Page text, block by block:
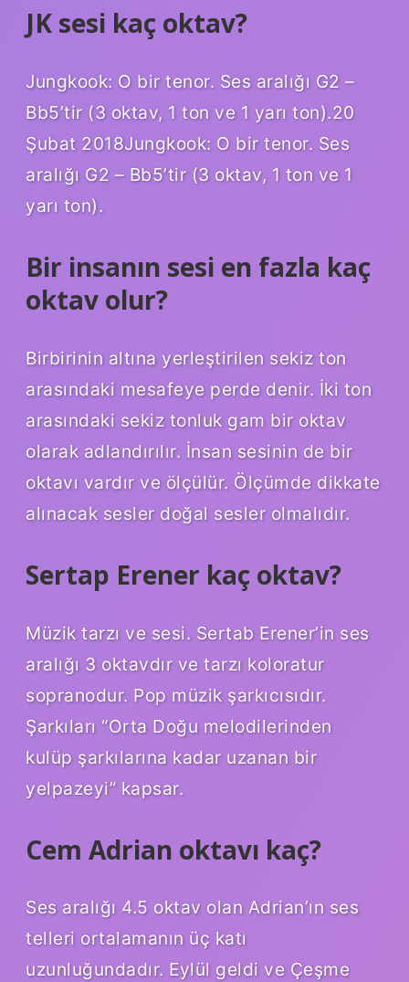
JK sesi kaç oktav?
Jungkook: O bir tenor. Ses aralığı G2 –
Bb5’tir (3 oktav, 1 ton ve 1 yarı ton).20
Şubat 2018Jungkook: O bir tenor. Ses
aralığı G2 – Bb5’tir (3 oktav, 1 ton ve 1
yarı ton).
Bir insanın sesi en fazla kaç
oktav olur?
Birbirinin altına yerleştirilen sekiz ton
arasındaki mesafeye perde denir. İki ton
arasındaki sekiz tonluk gam bir oktav
olarak adlandırılır. İnsan sesinin de bir
oktavı vardır ve ölçülür. Ölçümde dikkate
alınacak sesler doğal sesler olmalıdır.
Sertap Erener kaç oktav?
Müzik tarzı ve sesi. Sertab Erener’in ses
aralığı 3 oktavdır ve tarzı koloratur
sopranodur. Pop müzik şarkıcısıdır.
Şarkıları “Orta Doğu melodilerinden
kulüp şarkılarına kadar uzanan bir
yelpazeyi” kapsar.
Cem Adrian oktavı kaç?
Ses aralığı 4.5 oktav olan Adrian’ın ses
telleri ortalamanın üç katı
uzunluğundadır. Eylül geldi ve Çeşme